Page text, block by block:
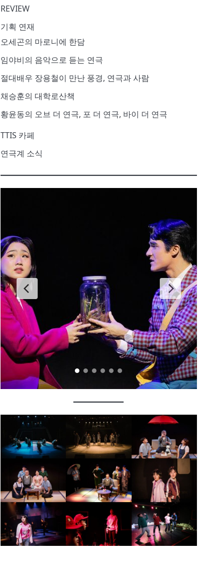
REVIEW
기획 연재
오세곤의 마로니에 한담
임야비의 음악으로 듣는 연극
절대배우 장용철이 만난 풍경, 연극과 사람
채승훈의 대학로산책
황윤동의 오브 더 연극, 포 더 연극, 바이 더 연극
TTIS 카페
연극계 소식